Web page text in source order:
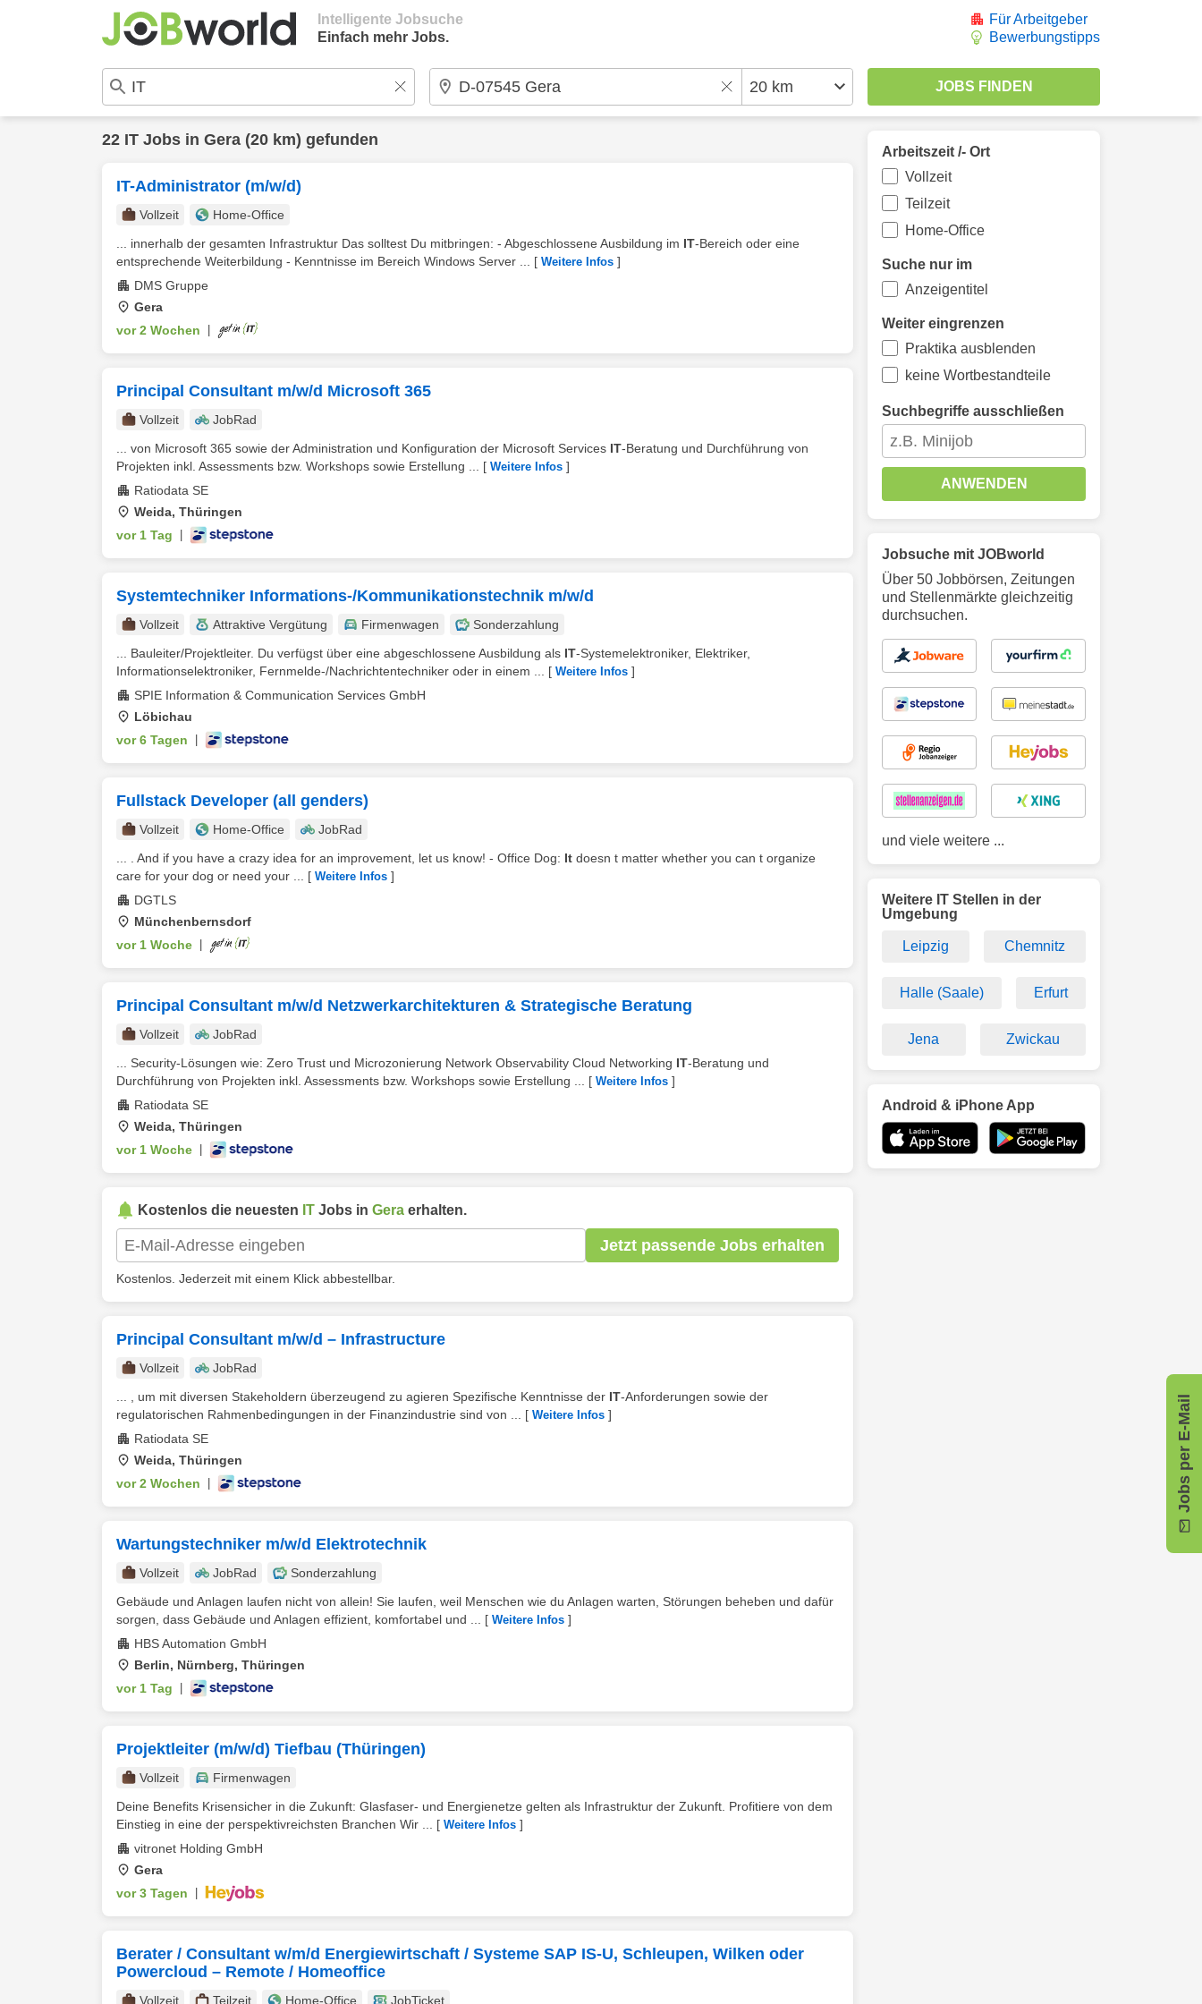
Intelligente Jobsuche
Einfach mehr Jobs.
Für Arbeitgeber
Bewerbungstipps
22 IT Jobs in Gera (20 km) gefunden
IT-Administrator (m/w/d)
Vollzeit
Home-Office
... innerhalb der gesamten Infrastruktur Das solltest Du mitbringen: - Abgeschlossene Ausbildung im IT-Bereich oder eine
entsprechende Weiterbildung - Kenntnisse im Bereich Windows Server ...
[ Weitere Infos ]
DMS Gruppe
Gera
vor 2 Wochen
Principal Consultant m/w/d Microsoft 365
Vollzeit
JobRad
... von Microsoft 365 sowie der Administration und Konfiguration der Microsoft Services IT-Beratung und Durchführung von
Projekten inkl. Assessments bzw. Workshops sowie Erstellung ...
[ Weitere Infos ]
Ratiodata SE
Weida, Thüringen
vor 1 Tag
Systemtechniker Informations-/Kommunikationstechnik m/w/d
Vollzeit Attraktive Vergütung Firmenwagen
Sonderzahlung
... Bauleiter/Projektleiter. Du verfügst über eine abgeschlossene Ausbildung als IT-Systemelektroniker, Elektriker,
Informationselektroniker, Fernmelde-/Nachrichtentechniker oder in einem ...
[ Weitere Infos ]
SPIE Information & Communication Services GmbH
Löbichau
vor 6 Tagen
Fullstack Developer (all genders)
Vollzeit Home-Office
JobRad
... . And if you have a crazy idea for an improvement, let us know! - Office Dog: It doesn t matter whether you can t organize
care for your dog or need your ...
[ Weitere Infos ]
DGTLS
Münchenbernsdorf
vor 1 Woche
Principal Consultant m/w/d Netzwerkarchitekturen & Strategische Beratung
Vollzeit
JobRad
... Security-Lösungen wie: Zero Trust und Microzonierung Network Observability Cloud Networking IT-Beratung und
Durchführung von Projekten inkl. Assessments bzw. Workshops sowie Erstellung ...
[ Weitere Infos ]
Ratiodata SE
Weida, Thüringen
vor 1 Woche
Kostenlos die neuesten IT Jobs in Gera erhalten.
Jetzt passende Jobs erhalten
Kostenlos. Jederzeit mit einem Klick abbestellbar.
Principal Consultant m/w/d – Infrastructure
Vollzeit
JobRad
... , um mit diversen Stakeholdern überzeugend zu agieren Spezifische Kenntnisse der IT‑Anforderungen sowie der
regulatorischen Rahmenbedingungen in der Finanzindustrie sind von ...
[ Weitere Infos ]
Ratiodata SE
Weida, Thüringen
vor 2 Wochen
Wartungstechniker m/w/d Elektrotechnik
Vollzeit JobRad
Sonderzahlung
Gebäude und Anlagen laufen nicht von allein! Sie laufen, weil Menschen wie du Anlagen warten, Störungen beheben und dafür
sorgen, dass Gebäude und Anlagen effizient, komfortabel und ...
[ Weitere Infos ]
HBS Automation GmbH
Berlin, Nürnberg, Thüringen
vor 1 Tag
Projektleiter (m/w/d) Tiefbau (Thüringen)
Vollzeit
Firmenwagen
Deine Benefits Krisensicher in die Zukunft: Glasfaser- und Energienetze gelten als Infrastruktur der Zukunft. Profitiere von dem
Einstieg in eine der perspektivreichsten Branchen Wir ...
[ Weitere Infos ]
vitronet Holding GmbH
Gera
vor 3 Tagen
Berater / Consultant w/m/d Energiewirtschaft / Systeme SAP IS-U, Schleupen, Wilken oder
Powercloud – Remote / Homeoffice
Vollzeit Teilzeit Home-Office JobTicket
Jobs per E-Mail
Arbeitszeit /- Ort
Vollzeit
Teilzeit
Home-Office
Suche nur im
Anzeigentitel
Weiter eingrenzen
Praktika ausblenden
keine Wortbestandteile
Suchbegriffe ausschließen
ANWENDEN
Jobsuche mit JOBworld
Über 50 Jobbörsen, Zeitungen
und Stellenmärkte gleichzeitig
durchsuchen.
und viele weitere ...
Weitere IT Stellen in der
Umgebung
Leipzig Chemnitz
Halle (Saale) Erfurt
Jena Zwickau
Android & iPhone App